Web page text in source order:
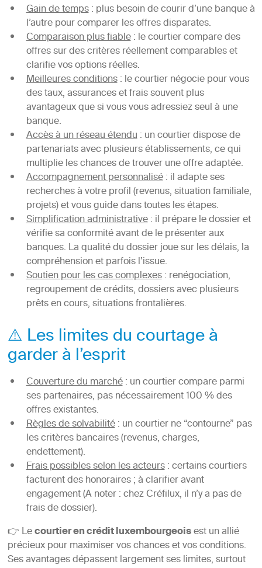
Gain de temps: plus besoin de courir d’une banque à
l’autre pour comparer les offres disparates.
Comparaison plus fiable: le courtier compare des
offres sur des critères réellement comparables et
clarifie vos options réelles.
Meilleures conditions: le courtier négocie pour vous
des taux, assurances et frais souvent plus
avantageux que si vous vous adressiez seul à une
banque.
Accès à un réseau étendu: un courtier dispose de
partenariats avec plusieurs établissements, ce qui
multiplie les chances de trouver une offre adaptée.
Accompagnement personnalisé: il adapte ses
recherches à votre profil (revenus, situation familiale,
projets) et vous guide dans toutes les étapes.
Simplification administrative: il prépare le dossier et
vérifie sa conformité avant de le présenter aux
banques. La qualité du dossier joue sur les délais, la
compréhension et parfois l’issue.
Soutien pour les cas complexes: renégociation,
regroupement de crédits, dossiers avec plusieurs
prêts en cours, situations frontalières.
⚠️ Les limites du courtage à
garder à l’esprit
Couverture du marché: un courtier compare parmi
ses partenaires, pas nécessairement 100 % des
offres existantes.
Règles de solvabilité: un courtier ne “contourne” pas
les critères bancaires (revenus, charges,
endettement).
Frais possibles selon les acteurs: certains courtiers
facturent des honoraires ; à clarifier avant
engagement (A noter : chez Créfilux, il n’y a pas de
frais de dossier).
👉 Lecourtier en crédit luxembourgeoisest un allié
précieux pour maximiser vos chances et vos conditions.
Ses avantages dépassent largement ses limites, surtout